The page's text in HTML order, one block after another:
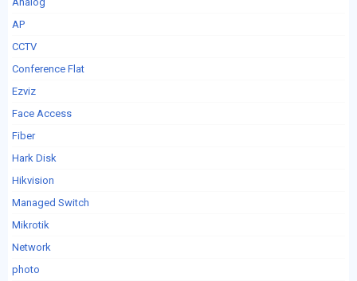
AP
CCTV
Conference Flat
Ezviz
Face Access
Fiber
Hark Disk
Hikvision
Managed Switch
Mikrotik
Network
photo